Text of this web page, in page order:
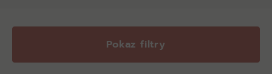
Pokaz filtry